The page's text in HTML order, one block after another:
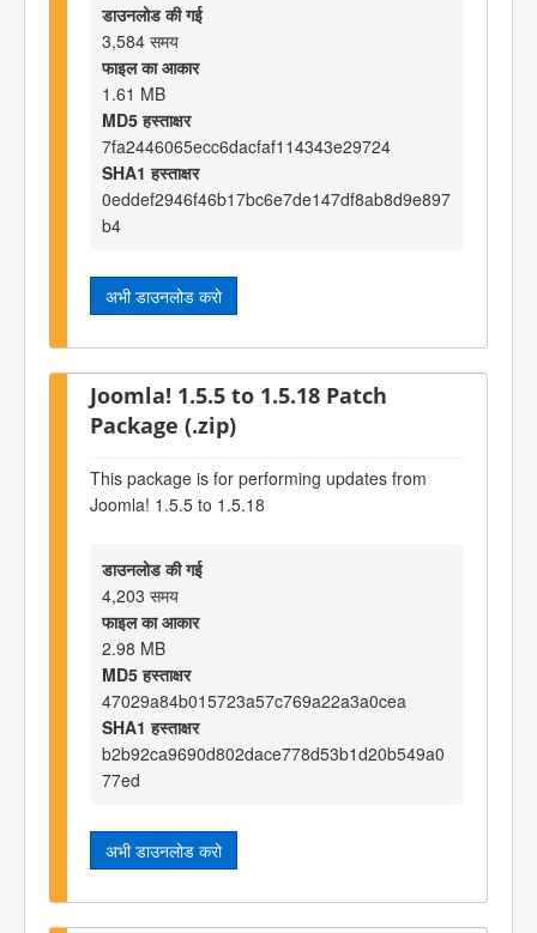
डाउनलोड की गई
3,584 समय
फाइल का आकार
1.61 MB
MD5 हस्ताक्षर
7fa2446065ecc6dacfaf114343e29724
SHA1 हस्ताक्षर
0eddef2946f46b17bc6e7de147df8ab8d9e897
b4
अभी डाउनलोड करो
Joomla! 1.5.5 to 1.5.18 Patch
Package (.zip)
This package is for performing updates from
Joomla! 1.5.5 to 1.5.18
डाउनलोड की गई
4,203 समय
फाइल का आकार
2.98 MB
MD5 हस्ताक्षर
47029a84b015723a57c769a22a3a0cea
SHA1 हस्ताक्षर
b2b92ca9690d802dace778d53b1d20b549a0
77ed
अभी डाउनलोड करो